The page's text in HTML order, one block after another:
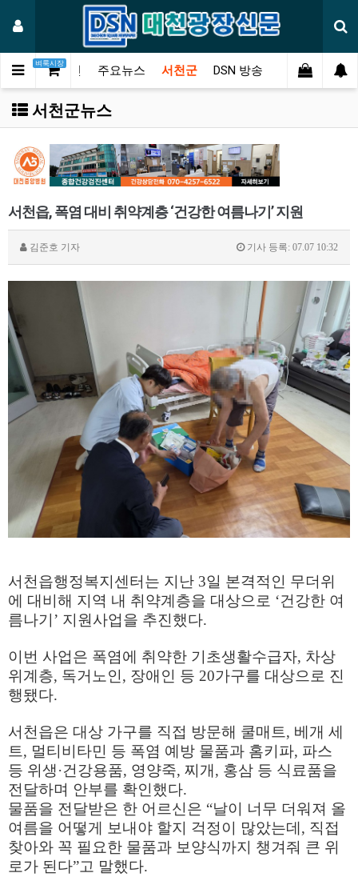
벼룩시장
메인 주요뉴스 서천군 DSN 방송 오피니언 연
서천군뉴스
서천읍, 폭염 대비 취약계층 ‘건강한 여름나기’ 지원
김준호 기자 기사 등록: 07.07 10:32
서천읍행정복지센터는 지난 3일 본격적인 무더위
에 대비해 지역 내 취약계층을 대상으로 ‘건강한 여
름나기 ’ 지원사업을 추진했다.
이번 사업은 폭염에 취약한 기초생활수급자, 차상
위계층, 독거노인, 장애인 등 20가구를 대상으로 진
행됐다.
서천읍은 대상 가구를 직접 방문해 쿨매트, 베개 세
트, 멀티비타민 등 폭염 예방 물품과 홈키파, 파스
등 위생·건강용품, 영양죽, 찌개 , 홍삼 등 식료품을
전달하며 안부를 확인했다.
물품을 전달받은 한 어르신은 “날이 너무 더워져 올
여름을 어떻게 보내야 할지 걱정이 많았는데 , 직접
찾아와 꼭 필요한 물품과 보양식까지 챙겨줘 큰 위
로가 된다”고 말했다.